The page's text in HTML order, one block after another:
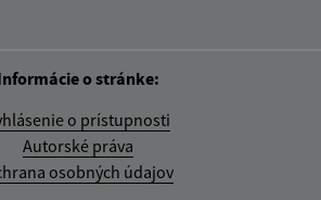
o stránke:
o prístupnosti
Autorské práva
osobných údajov